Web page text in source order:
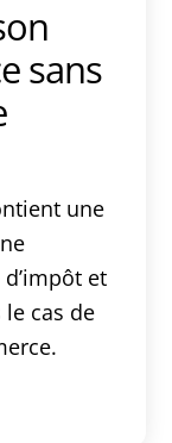
sans
une
et
cas de